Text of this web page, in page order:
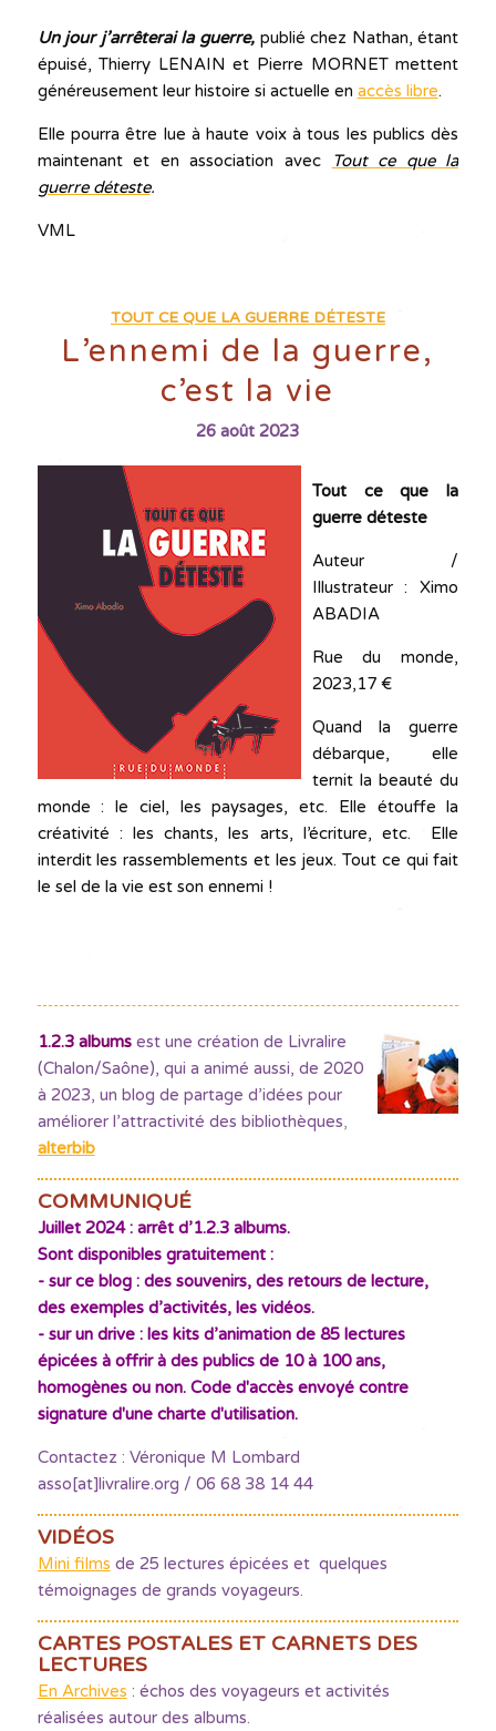
Un jour j’arrêterai la guerre, publié chez Nathan, étant
épuisé, Thierry LENAIN et Pierre MORNET mettent
généreusement leur histoire si actuelle en accès libre.
Elle pourra être lue à haute voix à tous les publics dès
maintenant et en association avec
Tout ce que la
guerre déteste.
VML
TOUT CE QUE LA GUERRE DÉTESTE
L’ennemi de la guerre,
c’est la vie
26 août 2023
Tout ce que la
guerre déteste
Auteur /
Illustrateur : Ximo
ABADIA
Rue du monde,
2023,17 €
Quand la guerre
débarque, elle
ternit la beauté du
monde : le ciel, les paysages, etc. Elle étouffe la
créativité : les chants, les arts, l’écriture, etc. Elle
interdit les rassemblements et les jeux. Tout ce qui fait
le sel de la vie est son ennemi !
1.2.3 albumsest une création de Livralire
(Chalon/Saône), qui a animé aussi, de 2020
à 2023, un blog de partage d’idées pour
améliorer l’attractivité des bibliothèques,
alterbib
COMMUNIQUÉ
Juillet 2024 : arrêt d’1.2.3 albums.
Sont disponibles gratuitement :
- sur ce blog : des souvenirs, des retours de lecture,
des exemples d’activités, les vidéos.
- sur un drive : les kits d’animation de 85 lectures
épicées à offrir à des publics de 10 à 100 ans,
homogènes ou non. Code d'accès envoyé contre
signature d'une charte d'utilisation.
Contactez : Véronique M Lombard
asso[at]livralire.org / 06 68 38 14 44
VIDÉOS
Mini films de 25 lectures épicées et quelques
témoignages de grands voyageurs.
CARTES POSTALES ET CARNETS DES
LECTURES
En Archives : échos des voyageurs et activités
réalisées autour des albums.